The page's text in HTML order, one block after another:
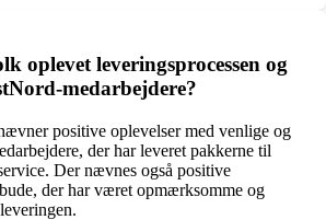
oplevet leveringsprocessen og
medarbejdere?
positive oplevelser med venlige og
der har leveret pakkerne til
Der nævnes også positive
der har været opmærksomme og